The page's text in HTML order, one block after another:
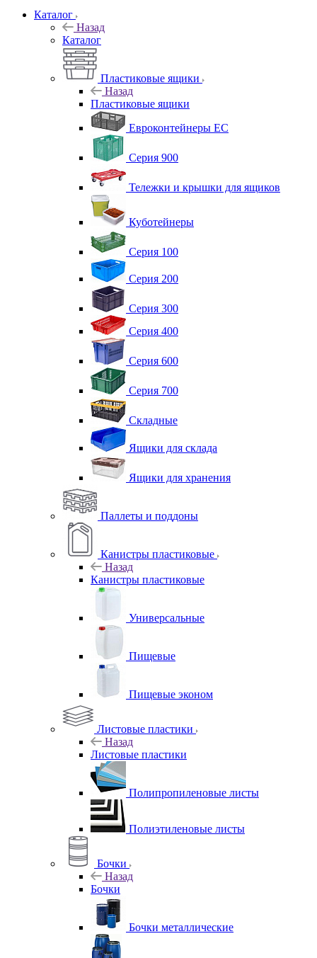
Каталог
Назад
Каталог
Пластиковые ящики
Назад
Пластиковые ящики
Евроконтейнеры ЕС
Серия 900
Тележки и крышки для ящиков
Куботейнеры
Серия 100
Серия 200
Серия 300
Серия 400
Серия 600
Серия 700
Складные
Ящики для склада
Ящики для хранения
Паллеты и поддоны
Канистры пластиковые
Назад
Канистры пластиковые
Универсальные
Пищевые
Пищевые эконом
Листовые пластики
Назад
Листовые пластики
Полипропиленовые листы
Полиэтиленовые листы
Бочки
Назад
Бочки
Бочки металлические